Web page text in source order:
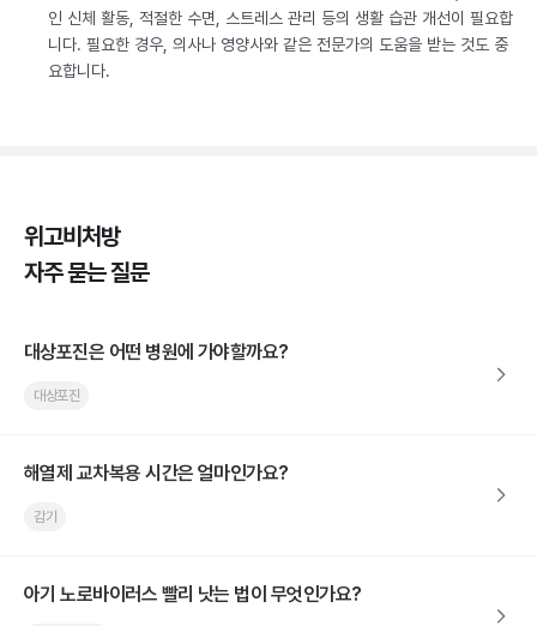
인 신체 활동, 적절한 수면, 스트레스 관리 등의 생활 습관 개선이 필요합
니다. 필요한 경우, 의사나 영양사와 같은 전문가의 도움을 받는 것도 중
요합니다.
위고비처방
자주 묻는 질문
대상포진은 어떤 병원에 가야할까요?
대상포진
해열제 교차복용 시간은 얼마인가요?
감기
아기 노로바이러스 빨리 낫는 법이 무엇인가요?